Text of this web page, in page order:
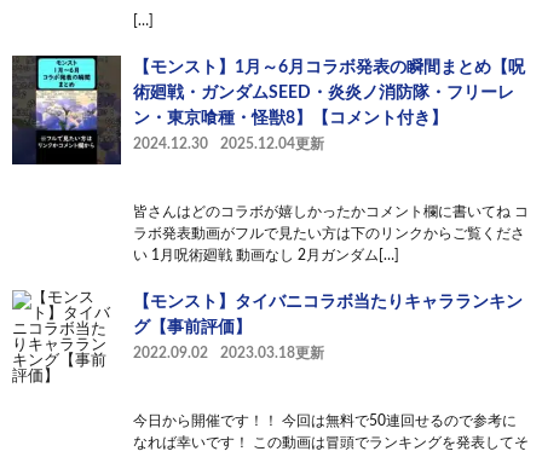
[…]
【モンスト】1月～6月コラボ発表の瞬間まとめ【呪
術廻戦・ガンダムSEED・炎炎ノ消防隊・フリーレ
ン・東京喰種・怪獣8】【コメント付き】
2024.12.30 2025.12.04更新
皆さんはどのコラボが嬉しかったかコメント欄に書いてね コ
ラボ発表動画がフルで見たい方は下のリンクからご覧くださ
い 1月呪術廻戦 動画なし 2月ガンダム[…]
【モンスト】タイバニコラボ当たりキャラランキン
グ【事前評価】
2022.09.02 2023.03.18更新
今日から開催です！！ 今回は無料で50連回せるので参考に
なれば幸いです！ この動画は冒頭でランキングを発表してそ